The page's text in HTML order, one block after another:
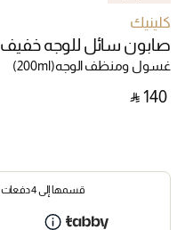
كلينيك
صابون سائل للوجه خفيف 200مل
غسول ومنظف الوجه(200ml)
‎ ⃁ ⁦140⁩ ‎
قسمها إلى 4 دفعات متساوية بقيمة